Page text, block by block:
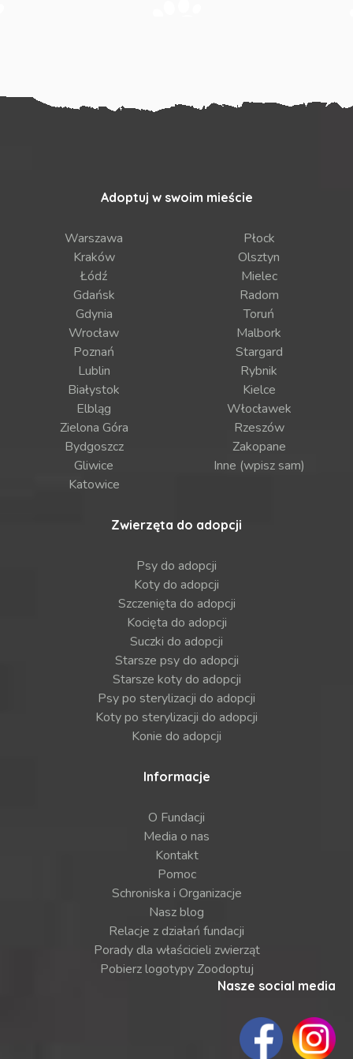
Adoptuj w swoim mieście
Warszawa
Kraków
Łódź
Gdańsk
Gdynia
Wrocław
Poznań
Lublin
Białystok
Elbląg
Zielona Góra
Bydgoszcz
Gliwice
Katowice
Płock
Olsztyn
Mielec
Radom
Toruń
Malbork
Stargard
Rybnik
Kielce
Włocławek
Rzeszów
Zakopane
Inne (wpisz sam)
Zwierzęta do adopcji
Psy do adopcji
Koty do adopcji
Szczenięta do adopcji
Kocięta do adopcji
Suczki do adopcji
Starsze psy do adopcji
Starsze koty do adopcji
Psy po sterylizacji do adopcji
Koty po sterylizacji do adopcji
Konie do adopcji
Informacje
O Fundacji
Media o nas
Kontakt
Pomoc
Schroniska i Organizacje
Nasz blog
Relacje z działań fundacji
Porady dla właścicieli zwierząt
Pobierz logotypy Zoodoptuj
Nasze social media